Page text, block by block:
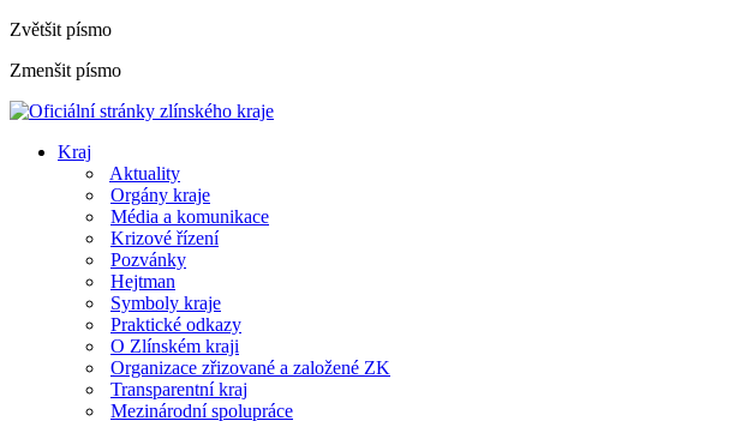
Zvětšit písmo
Zmenšit písmo
Kraj
Aktuality
Orgány kraje
Média a komunikace
Krizové řízení
Pozvánky
Hejtman
Symboly kraje
Praktické odkazy
O Zlínském kraji
Organizace zřizované a založené ZK
Transparentní kraj
Mezinárodní spolupráce